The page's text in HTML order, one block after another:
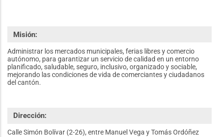
Misión:
Administrar los mercados municipales, ferias libres y comercio
autónomo, para garantizar un servicio de calidad en un entorno
planificado, saludable, seguro, inclusivo, organizado y sociable,
mejorando las condiciones de vida de comerciantes y ciudadanos
del cantón.
Dirección:
Calle Simón Bolívar (2-26), entre Manuel Vega y Tomás Ordóñez